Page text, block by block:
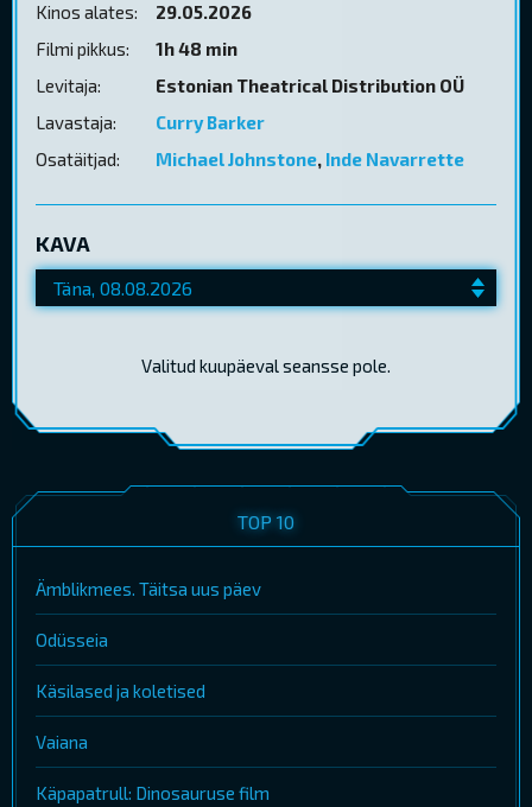
Kinos alates:
29.05.2026
Filmi pikkus:
1h 48 min
Levitaja:
Estonian Theatrical Distribution OÜ
Lavastaja:
Curry Barker
Osatäitjad:
Michael Johnstone, Inde Navarrette
KAVA
Valitud kuupäeval seansse pole.
TOP 10
Ämblikmees. Täitsa uus päev
Odüsseia
Käsilased ja koletised
Vaiana
Käpapatrull: Dinosauruse film